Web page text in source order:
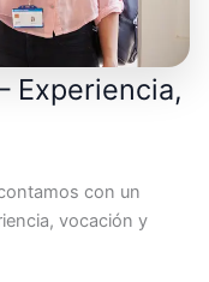
Experiencia,
con un
vocación y